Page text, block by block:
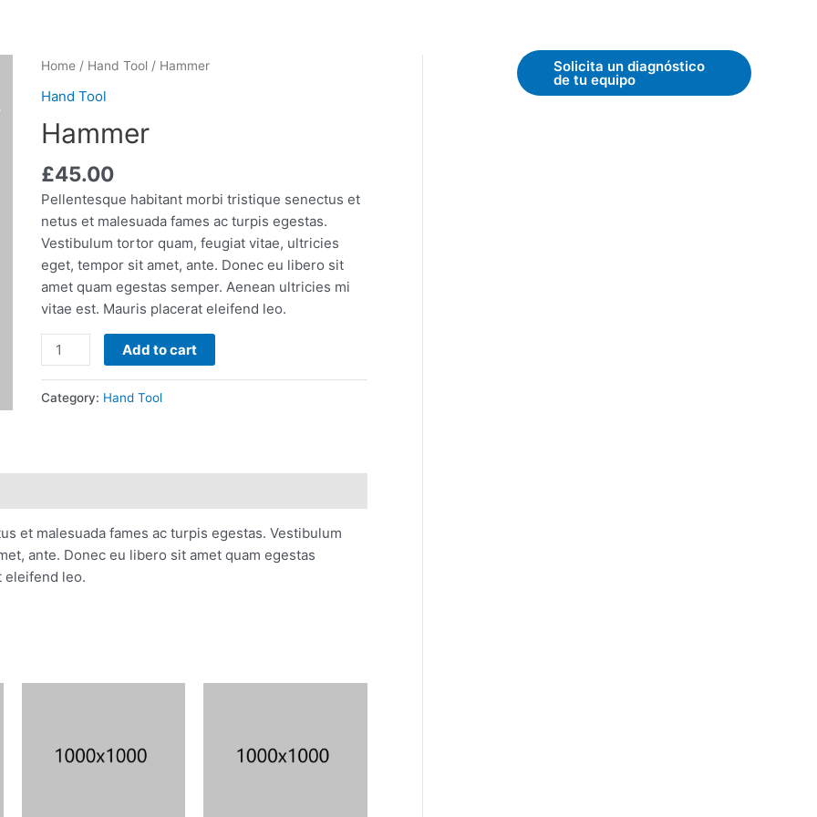
Solicita un diagnóstico
de tu equipo
Home/ Hand Tool/ Hammer
Hand Tool
Hammer
£45.00
Pellentesque habitant morbi tristique senectus et
netus et malesuada fames ac turpis egestas.
Vestibulum tortor quam, feugiat vitae, ultricies
eget, tempor sit amet, ante. Donec eu libero sit
amet quam egestas semper. Aenean ultricies mi
vitae est. Mauris placerat eleifend leo.
Hammer
Add to cart
Category: Hand Tool
et malesuada fames ac turpis egestas. Vestibulum
ante. Donec eu libero sit amet quam egestas
eleifend leo.